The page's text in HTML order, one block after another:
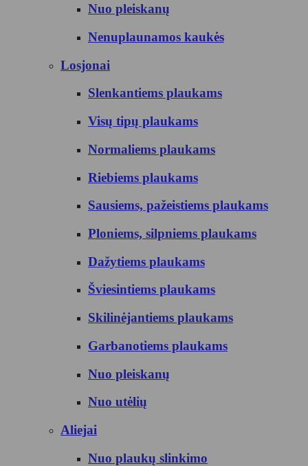
Nuo pleiskanų
Nenuplaunamos kaukės
Losjonai
Slenkantiems plaukams
Visų tipų plaukams
Normaliems plaukams
Riebiems plaukams
Sausiems, pažeistiems plaukams
Ploniems, silpniems plaukams
Dažytiems plaukams
Šviesintiems plaukams
Skilinėjantiems plaukams
Garbanotiems plaukams
Nuo pleiskanų
Nuo utėlių
Aliejai
Nuo plaukų slinkimo